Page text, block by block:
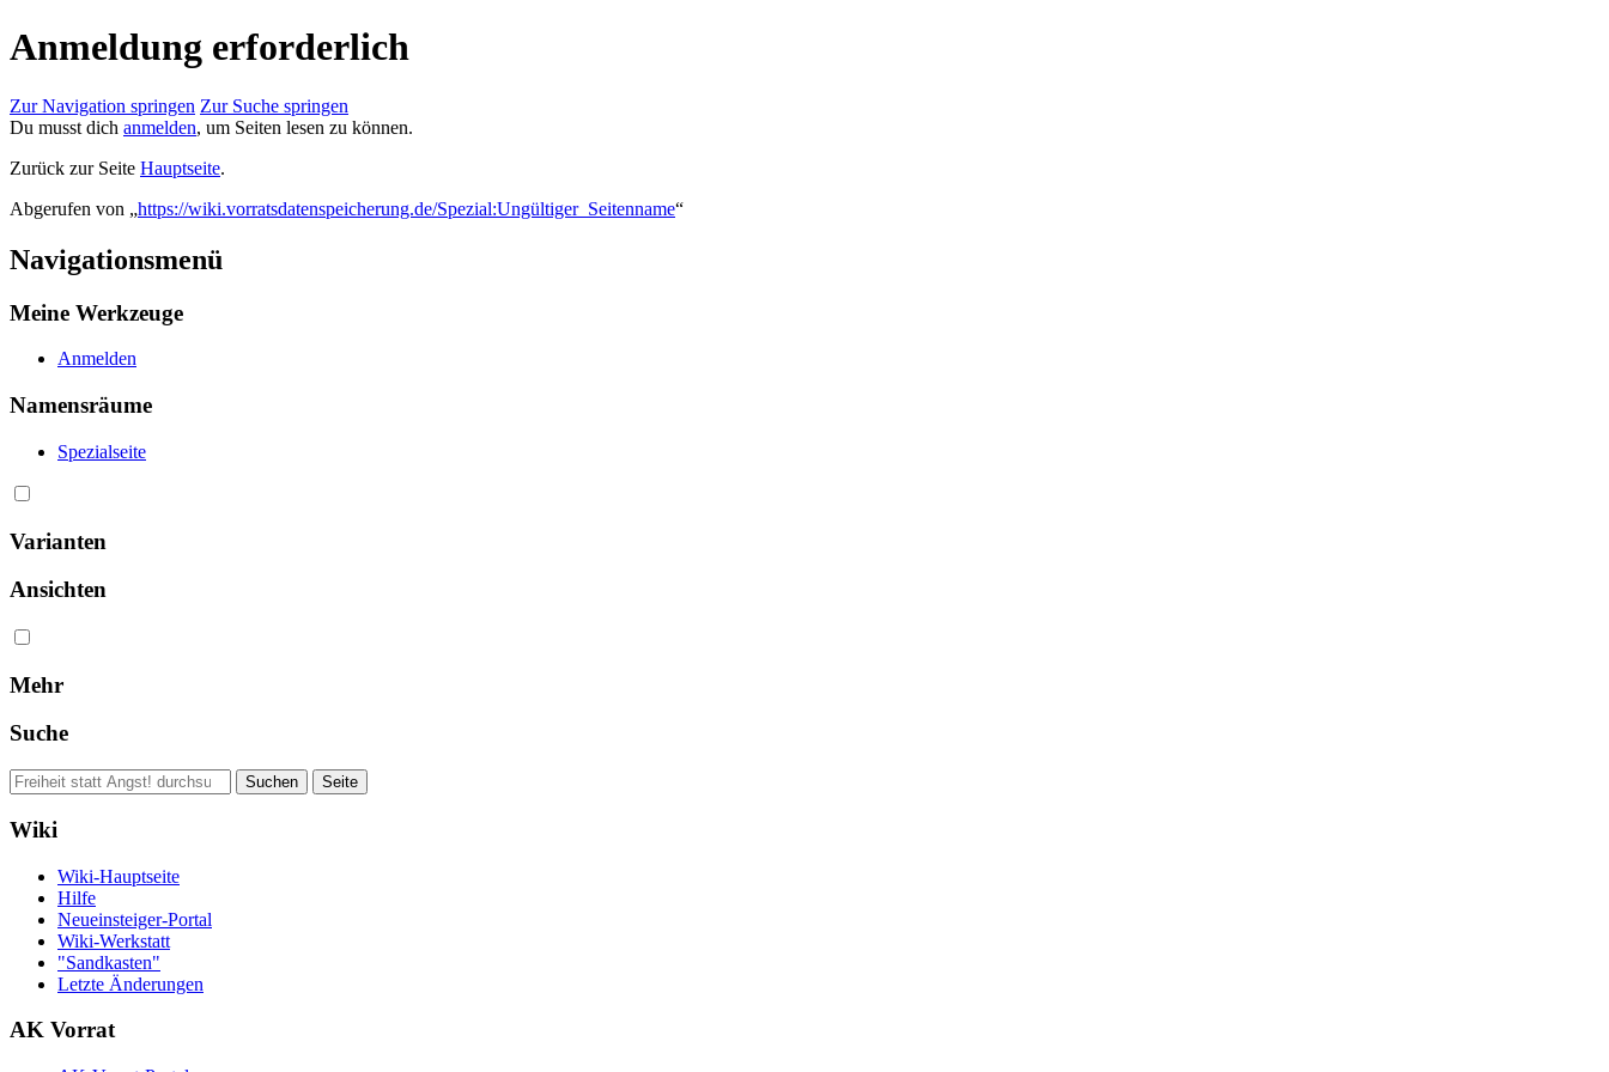
Anmeldung erforderlich
Zur Navigation springen Zur Suche springen
Du musst dich anmelden, um Seiten lesen zu können.
Zurück zur Seite Hauptseite.
Abgerufen von „https://wiki.vorratsdatenspeicherung.de/Spezial:Ungültiger_Seitenname“
Navigationsmenü
Meine Werkzeuge
Anmelden
Namensräume
Spezialseite
Varianten
Ansichten
Mehr
Suche
Wiki
Wiki-Hauptseite
Hilfe
Neueinsteiger-Portal
Wiki-Werkstatt
"Sandkasten"
Letzte Änderungen
AK Vorrat